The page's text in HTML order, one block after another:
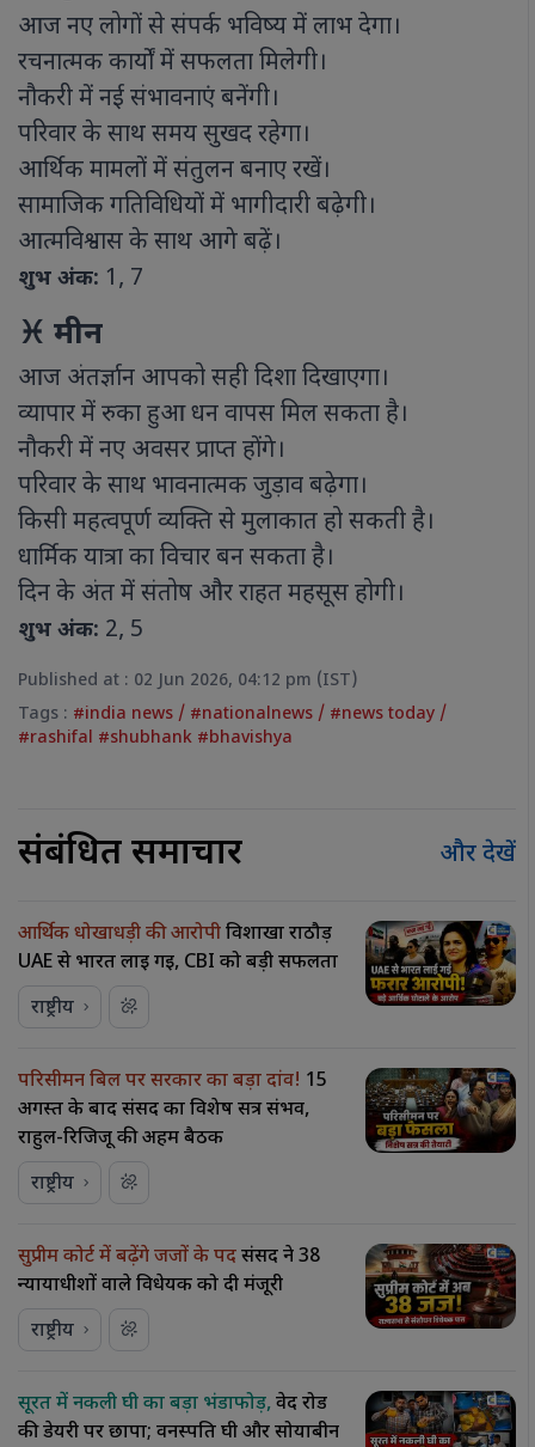
आज नए लोगों से संपर्क भविष्य में लाभ देगा।
रचनात्मक कार्यों में सफलता मिलेगी।
नौकरी में नई संभावनाएं बनेंगी।
परिवार के साथ समय सुखद रहेगा।
आर्थिक मामलों में संतुलन बनाए रखें।
सामाजिक गतिविधियों में भागीदारी बढ़ेगी।
आत्मविश्वास के साथ आगे बढ़ें।
शुभ अंक: 1, 7
♓ मीन
आज अंतर्ज्ञान आपको सही दिशा दिखाएगा।
व्यापार में रुका हुआ धन वापस मिल सकता है।
नौकरी में नए अवसर प्राप्त होंगे।
परिवार के साथ भावनात्मक जुड़ाव बढ़ेगा।
किसी महत्वपूर्ण व्यक्ति से मुलाकात हो सकती है।
धार्मिक यात्रा का विचार बन सकता है।
दिन के अंत में संतोष और राहत महसूस होगी।
शुभ अंक: 2, 5
Published at : 02 Jun 2026, 04:12 pm (IST)
Tags : #india news / #nationalnews / #news today /
#rashifal #shubhank #bhavishya
संबंधित समाचार और देखें
आर्थिक धोखाधड़ी की आरोपीविशाखा राठौड़
UAE से भारत लाई गई, CBI को बड़ी सफलता
राष्ट्रीय
परिसीमन बिल पर सरकार का बड़ा दांव! 15
अगस्त के बाद संसद का विशेष सत्र संभव,
राहुल-रिजिजू की अहम बैठक
राष्ट्रीय
सुप्रीम कोर्ट में बढ़ेंगे जजों के पदसंसद ने 38
न्यायाधीशों वाले विधेयक को दी मंजूरी
राष्ट्रीय
सूरत में नकली घी का बड़ा भंडाफोड़,वेद रोड
की डेयरी पर छापा; वनस्पति घी और सोयाबीन